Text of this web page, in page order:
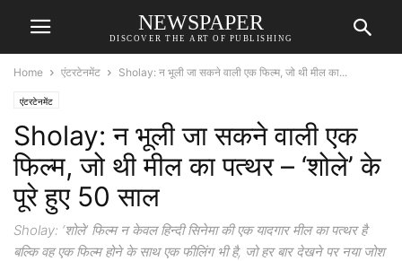
NEWSPAPER
DISCOVER THE ART OF PUBLISHING
Home एंटरटेनमेंट Sholay: न भूली जा सकने वाली एक फिल्म, जो थी मील का...
एंटरटेनमेंट
Sholay: न भूली जा सकने वाली एक
फिल्म, जो थी मील का पत्थर – ‘शोले’ के
पूरे हुए 50 साल
Sholay: ‘शोले’ फिल्म न केवल हिन्दी सिनेमा की एक यादगार मील का पत्थर है
बल्कि वह एक फिल्म होने के साथ एक फीलिंग भी है, जो हर बार देखने पर नया जोश